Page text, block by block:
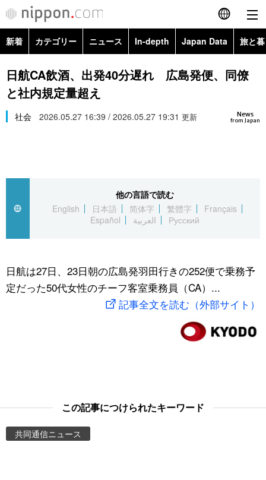
English
简体字
Русский
カテゴリー
経済・ビジネス
国際
文化
トップ
アーカイブ
In-depth
Japan Data
動画/Live
新着 カテゴリー ニュース In-depth Japan Data 旅と
政治・外交
経済・ビジネス
スポーツ・東京2020
Topics
日航CA飲酒、出発40分遅れ 広島発便、同僚
と社内規定量超え
News
from Japan
社会 2026.05.27 16:39 / 2026.05.27 19:31 更新
他の言語で読む
English
日本語 简体字 繁體字
Français
Español
العربية Русский
日航は27日、23日朝の広島発羽田行きの252便で乗務予
定だった50代女性のチーフ客室乗務員（CA）...
記事全文を読む（外部サイト）
この記事につけられたキーワード
共同通信ニュース